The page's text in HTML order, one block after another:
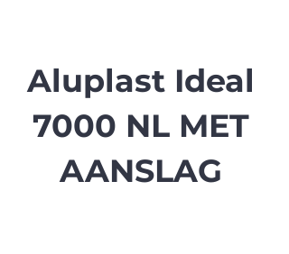
Aluplast Ideal
7000 NL MET
AANSLAG